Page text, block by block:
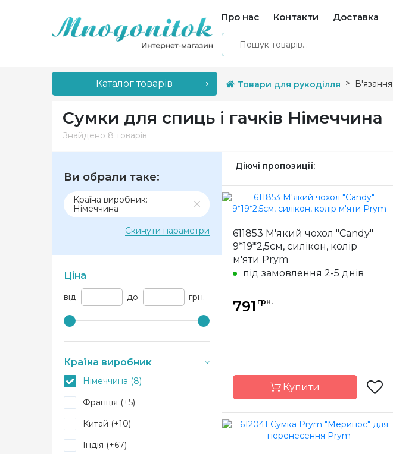
Про нас Контакти Доставка
Каталог товарів Товари для рукоділля В'язання
Сумки для спиць і гачків Німеччина
Знайдено 8 товарів
Ви обрали таке:
Країна виробник:
Німеччина
Скинути параметри
Ціна
від до грн.
Країна виробник
Німеччина (8)
Франція (+5)
Китай (+10)
Індія (+67)
Діючі пропозиції:
611853 М'який чохол "Candy"
9*19*2,5см, силікон, колір
м'яти Prym
під замовлення 2-5 днів
791 грн.
Купити